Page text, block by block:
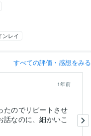
ンレイ
すべての評価・感想をみる
1年前
たのでリピートさせ
話なのに、細かいこ